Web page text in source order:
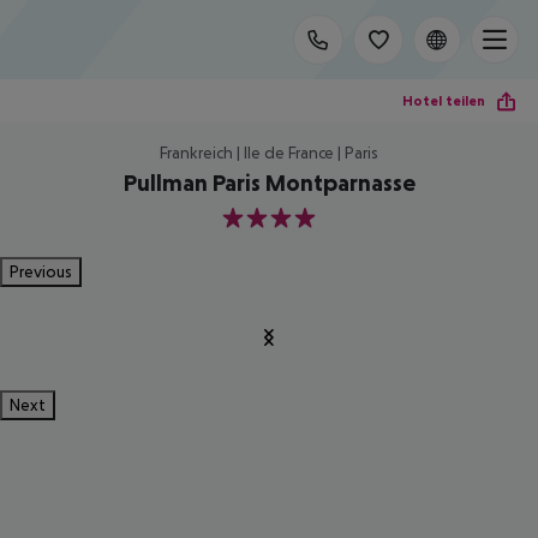
Hotel teilen
Frankreich | Ile de France | Paris
Pullman Paris Montparnasse
4
Previous
Next